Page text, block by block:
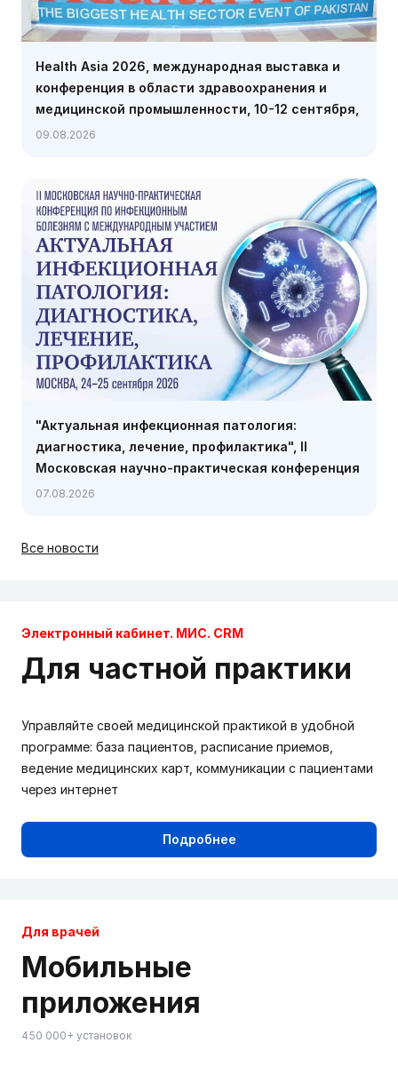
Health Asia 2026, международная выставка и
конференция в области здравоохранения и
медицинской промышленности, 10-12 сентября,
Карачи
09.08.2026
"Актуальная инфекционная патология:
диагностика, лечение, профилактика", II
Московская научно-практическая конференция
по инфекционным болезням с международным
07.08.2026
Все новости
Электронный кабинет. МИС. CRM
Для частной практики
Управляйте своей медицинской практикой в удобной
программе: база пациентов, расписание приемов,
ведение медицинских карт, коммуникации с пациентами
через интернет
Подробнее
Для врачей
Мобильные
приложения
450 000+ установок